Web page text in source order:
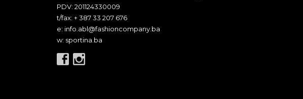
PDV: 201124330009
t/fax: + 387 33 207 676
e: info.abl@fashioncompany.ba
w: sportina.ba